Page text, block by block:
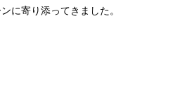
に寄り添ってきました。